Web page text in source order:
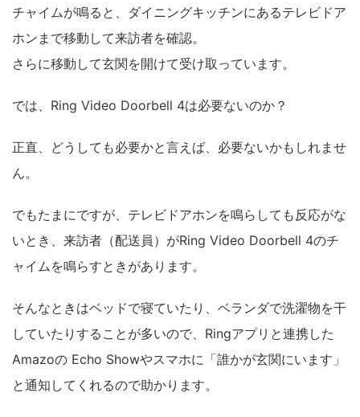
チャイムが鳴ると、ダイニングキッチンにあるテレビドア
ホンまで移動して来訪者を確認。
さらに移動して玄関を開けて受け取っています。
では、Ring Video Doorbell 4は必要ないのか？
正直、どうしても必要かと言えば、必要ないかもしれませ
ん。
でもたまにですが、テレビドアホンを鳴らしても反応がな
いとき、来訪者（配送員）がRing Video Doorbell 4のチ
ャイムを鳴らすときがあります。
そんなときはベッドで寝ていたり、ベランダで洗濯物を干
していたりすることが多いので、Ringアプリと連携した
Amazoの Echo Showやスマホに「誰かが玄関にいます」
と通知してくれるので助かります。